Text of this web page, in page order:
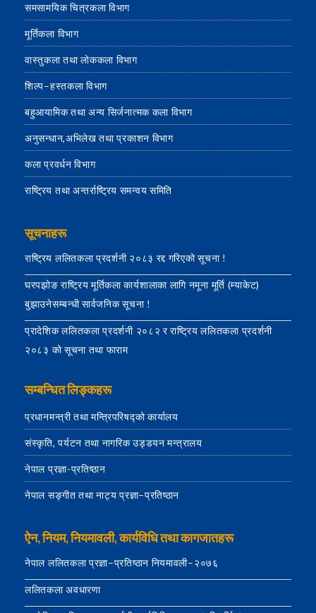
समसामयिक चित्रकला विभाग
मूर्तिकला विभाग
वास्तुकला तथा लोककला विभाग
शिल्प–हस्तकला विभाग
बहुआयामिक तथा अन्य सिर्जनात्मक कला विभाग
अनुसन्धान,अभिलेख तथा प्रकाशन विभाग
कला प्रवर्धन विभाग
राष्ट्रिय तथा अन्तर्राष्ट्रिय समन्वय समिति
सूचनाहरू
राष्ट्रिय ललितकला प्रदर्शनी २०८३ रद्द गरिएको सूचना !
घरपझोङ राष्ट्रिय मूर्तिकला कार्यशालाका लागि नमूना मूर्ति (म्याकेट)
बुझाउनेसम्बन्धी सार्वजनिक सूचना !
प्रादेशिक ललितकला प्रदर्शनी २०८२ र राष्ट्रिय ललितकला प्रदर्शनी
२०८३ को सूचना तथा फाराम
सम्बन्धित लिङ्कहरू
प्रधानमन्त्री तथा मन्त्रिपरिषद्को कार्यालय
संस्कृति, पर्यटन तथा नागरिक उड्डयन मन्त्रालय
नेपाल प्रज्ञा-प्रतिष्ठान
नेपाल सङ्गीत तथा नाट्य प्रज्ञा–प्रतिष्ठान
ऐन, नियम, नियमावली, कार्यविधि तथा कागजातहरू
नेपाल ललितकला प्रज्ञा–प्रतिष्ठान नियमावली–२०७६
ललितकला अवधारणा